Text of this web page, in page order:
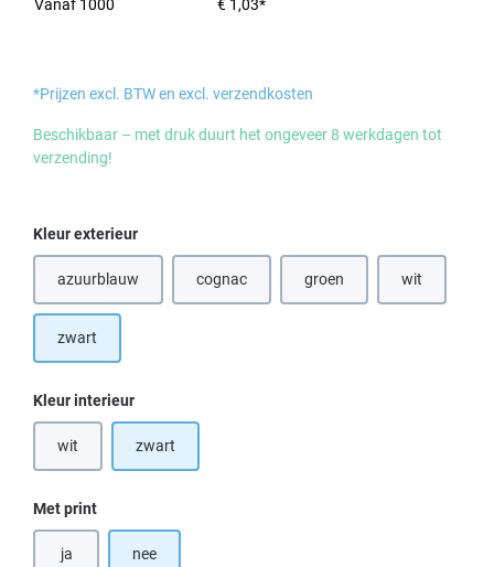
Vanaf 1000 € 1,03*
*Prijzen excl. BTW en excl. verzendkosten
Beschikbaar – met druk duurt het ongeveer 8 werkdagen tot
verzending!
Selecteer
Kleur exterieur
azuurblauw(Deze optie is momenteel niet beschikbaar.)
cognac groen(Deze optie is momenteel
wit(Deze optie
zwart
Selecteer
Kleur interieur
wit(Deze optie is momenteel niet beschikbaar.)
zwart
Selecteer
Met print
ja nee